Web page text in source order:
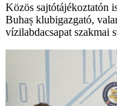
Közös sajtótájékoztatón
Buhaș klubigazgató,
vízilabdacsapat szakmai